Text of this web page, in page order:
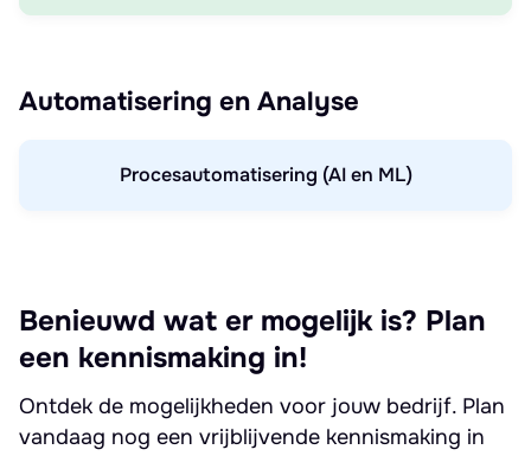
Automatisering en Analyse
Procesautomatisering (AI en ML)
Benieuwd wat er mogelijk is? Plan
een kennismaking in!
Ontdek de mogelijkheden voor jouw bedrijf. Plan
vandaag nog een vrijblijvende kennismaking in